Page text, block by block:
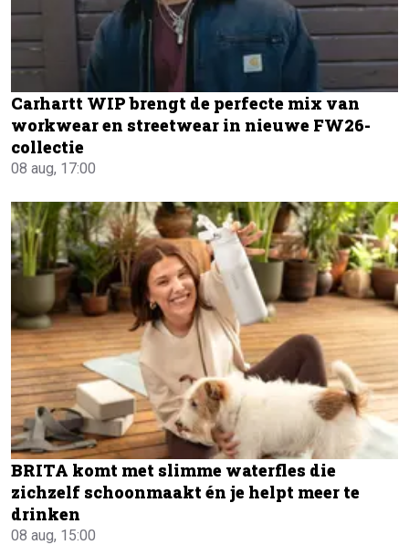
Carhartt WIP brengt de perfecte mix van
workwear en streetwear in nieuwe FW26-
collectie
08 aug, 17:00
BRITA komt met slimme waterfles die
zichzelf schoonmaakt én je helpt meer te
drinken
08 aug, 15:00